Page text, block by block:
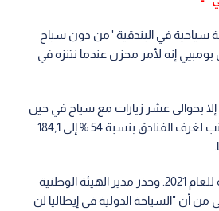
سياحية في البندقية "من دون سياح
إنه لأمر محزن عندما نتنزه في
بحوالى عشر زيارات مع سياح في حين
تراجع إشغال السياح الأجانب لغرف الفنادق بنسبة 54 % إلى 184,1
ويبقى الأفق قاتما بالنسبة للعام 2021. وحذر مدير الهيئة الوطنية
أن "السياحة الدولية في إيطاليا لن